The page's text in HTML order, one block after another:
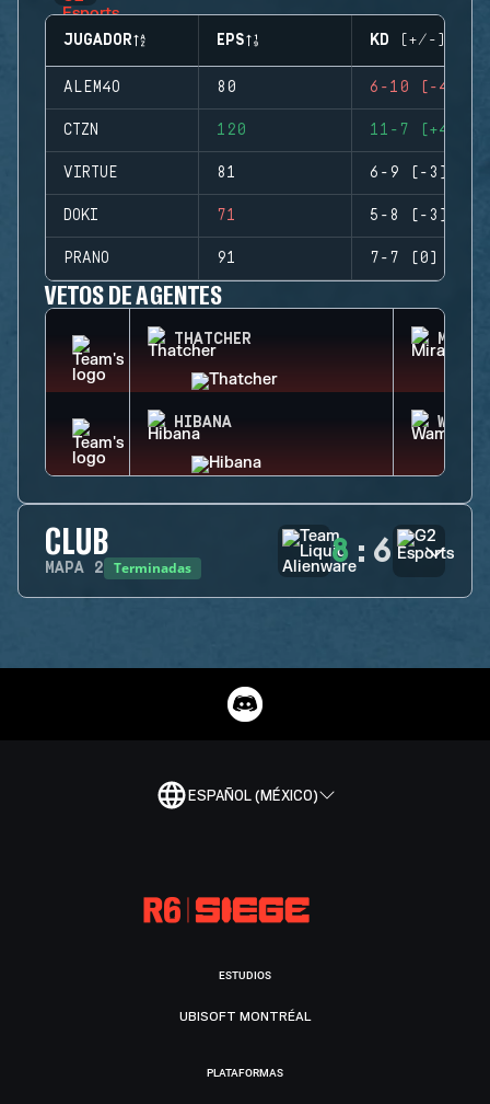
JUGADOR EPS KD (+/-)
ALEM4O 80 6-10 (-4)
CTZN 120 11-7 (+4)
VIRTUE 81 6-9 (-3)
DOKI 71 5-8 (-3)
PRANO 91 7-7 (0)
VETOS DE AGENTES
THATCHER MIRA
HIBANA WAMAI
CLUB
MAPA 2 Terminadas 8 : 6
ESPAÑOL (MÉXICO)
ESTUDIOS
UBISOFT MONTRÉAL
PLATAFORMAS